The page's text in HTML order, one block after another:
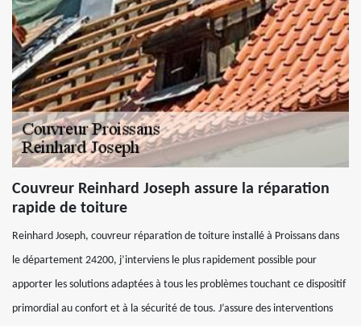
Couvreur Reinhard Joseph assure la réparation
rapide de toiture
Reinhard Joseph, couvreur réparation de toiture installé à Proissans dans
le département 24200, j’interviens le plus rapidement possible pour
apporter les solutions adaptées à tous les problèmes touchant ce dispositif
primordial au confort et à la sécurité de tous. J’assure des interventions